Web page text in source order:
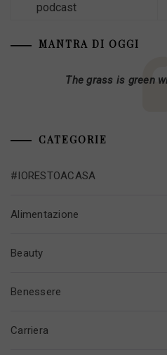
podcast
MANTRA DI OGGI
The grass is green
CATEGORIE
#IORESTOACASA
Alimentazione
Beauty
Benessere
Carriera